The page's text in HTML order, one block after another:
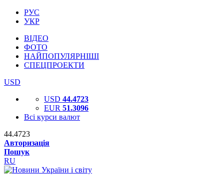
РУС
УКР
ВІДЕО
ФОТО
НАЙПОПУЛЯРНІШІ
СПЕЦПРОЕКТИ
USD
USD 44.4723
EUR 51.3096
Всі курси валют
44.4723
Авторизація
Пошук
RU